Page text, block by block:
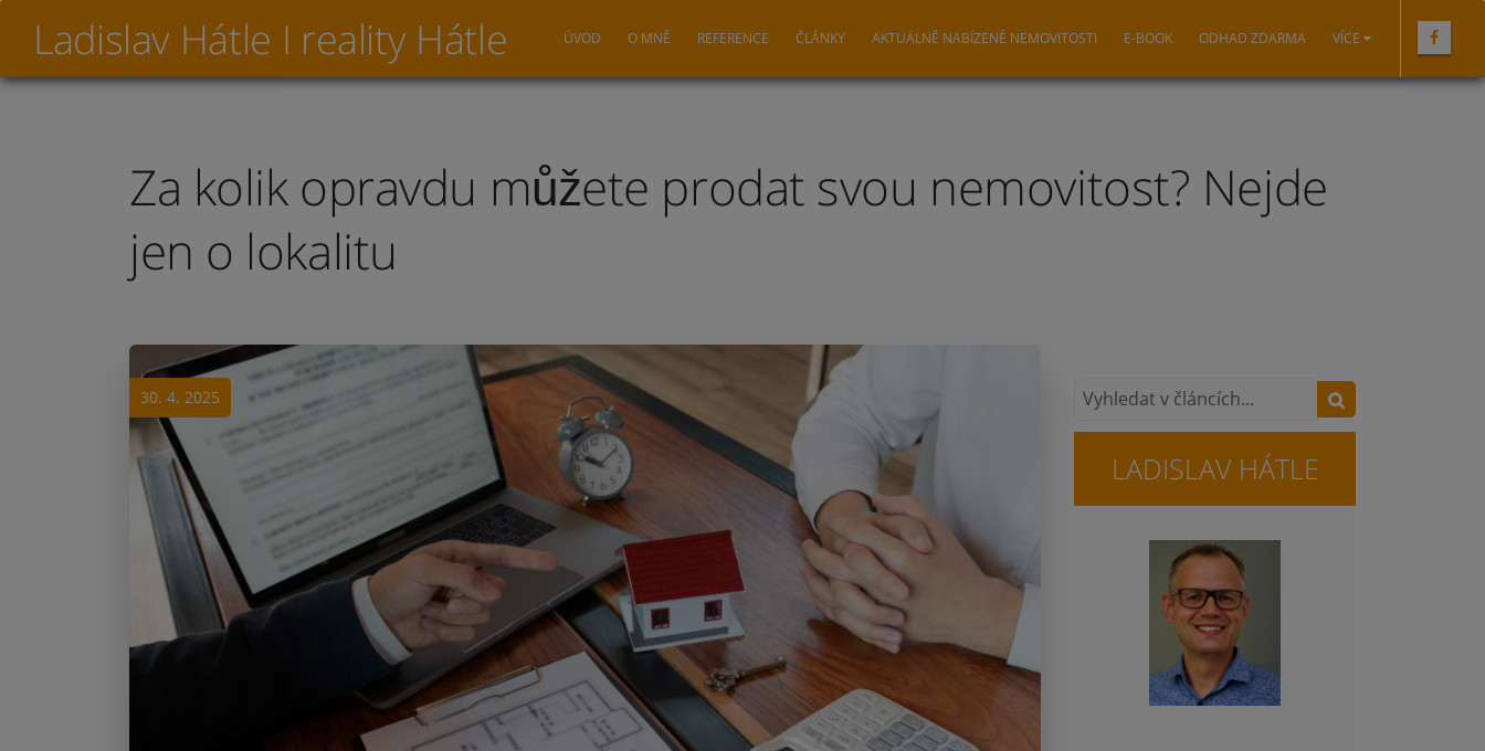
Ladislav Hátle I reality Hátle ÚVOD O MNĚ REFERENCE ČLÁNKY AKTUÁLNĚ NABÍZENÉ NEMOVITOSTI E-BOOK ODHAD ZDARMA VÍCE
Za kolik opravdu můžete prodat svou nemovitost? Nejde
jen o lokalitu
30. 4. 2025
LADISLAV HÁTLE